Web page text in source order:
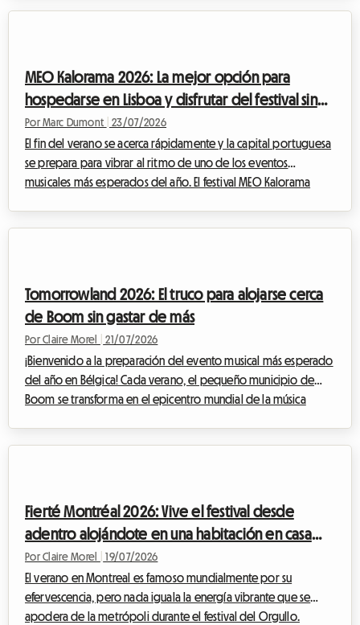
un evento así. Por eso, le...
MEO Kalorama 2026: La mejor opción para
hospedarse en Lisboa y disfrutar del festival sin
gastar una fortuna
Por Marc Dumont 23/07/2026
El fin del verano se acerca rápidamente y la capital portuguesa
se prepara para vibrar al ritmo de uno de los eventos
musicales más esperados del año. El festival MEO Kalorama
MEO Kalorama 2026 ase...
Tomorrowland 2026: El truco para alojarse cerca
de Boom sin gastar de más
Por Claire Morel 21/07/2026
¡Bienvenido a la preparación del evento musical más esperado
del año en Bélgica! Cada verano, el pequeño municipio de
Boom se transforma en el epicentro mundial de la música
convertirse en una fuente de es...
Fierté Montréal 2026: Vive el festival desde
adentro alojándote en una habitación en casa
del anfitrión
Por Claire Morel 19/07/2026
El verano en Montreal es famoso mundialmente por su
efervescencia, pero nada iguala la energía vibrante que se
apodera de la metrópoli durante el festival del Orgullo.